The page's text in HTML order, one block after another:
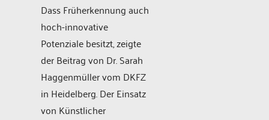
Dass Früherkennung auch
hoch-innovative
Potenziale besitzt, zeigte
der Beitrag von Dr. Sarah
Haggenmüller vom DKFZ
in Heidelberg. Der Einsatz
von Künstlicher